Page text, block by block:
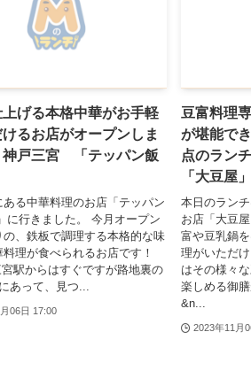
げる本格中華がお手軽
るお店がオープンしま
戸三宮 「テッパン飯
ある中華料理のお店「テッパン
に行きました。 今月オープン
の、鉄板で調理する本格的な味
料理が食べられるお店です！
からはすぐですが路地裏の
あって、見つ...
06日 17:00
豆富料理
が堪能で
点のラン
「大豆屋
本日のラン
お店「大豆
富や豆乳鍋
理がいただ
はその様々
楽しめる御
&n...
2023年11月